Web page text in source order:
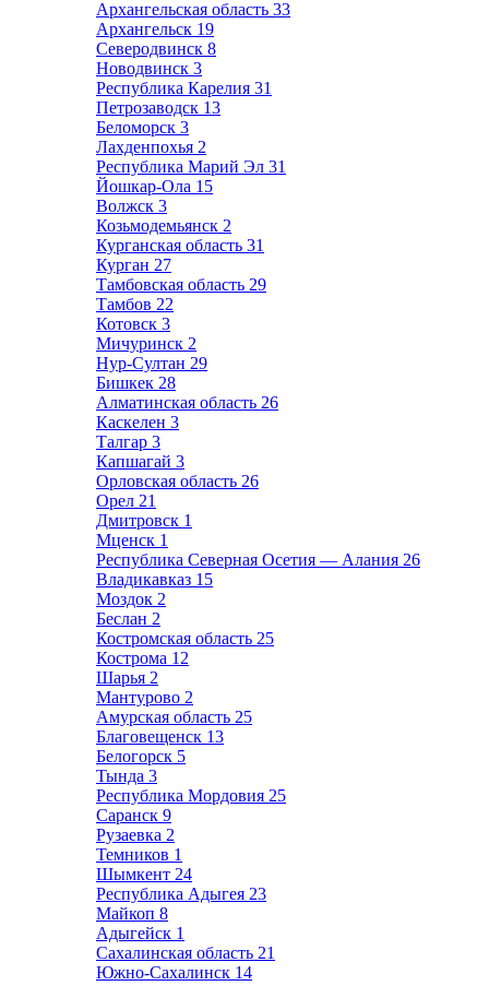
Архангельская область 33
Архангельск 19
Северодвинск 8
Новодвинск 3
Республика Карелия 31
Петрозаводск 13
Беломорск 3
Лахденпохья 2
Республика Марий Эл 31
Йошкар-Ола 15
Волжск 3
Козьмодемьянск 2
Курганская область 31
Курган 27
Тамбовская область 29
Тамбов 22
Котовск 3
Мичуринск 2
Нур-Султан 29
Бишкек 28
Алматинская область 26
Каскелен 3
Талгар 3
Капшагай 3
Орловская область 26
Орел 21
Дмитровск 1
Мценск 1
Республика Северная Осетия — Алания 26
Владикавказ 15
Моздок 2
Беслан 2
Костромская область 25
Кострома 12
Шарья 2
Мантурово 2
Амурская область 25
Благовещенск 13
Белогорск 5
Тында 3
Республика Мордовия 25
Саранск 9
Рузаевка 2
Темников 1
Шымкент 24
Республика Адыгея 23
Майкоп 8
Адыгейск 1
Сахалинская область 21
Южно-Сахалинск 14